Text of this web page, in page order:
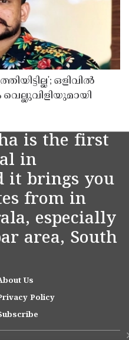
ഒളിവിൽ
is the first
in
it brings you
from in
especially
area, South
Us
Policy